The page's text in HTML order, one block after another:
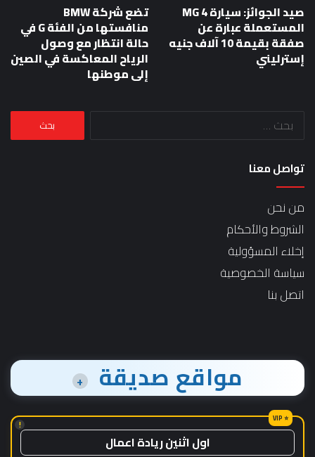
صيد الجوائز: سيارة MG 4
المستعملة عبارة عن
صفقة بقيمة 10 آلاف جنيه
إسترليني
تضع شركة BMW
منافستها من الفئة G في
حالة انتظار مع وصول
الرياح المعاكسة في الصين
إلى موطنها
البحث
تواصل معنا
من نحن
الشروط والأحكام
إخلاء المسؤولية
سياسة الخصوصية
اتصل بنا
مواقع صديقة +
!
اول اثنين ريادة اعمال